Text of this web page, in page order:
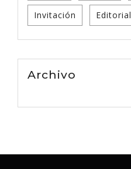
Invitación Editorial
Archivo